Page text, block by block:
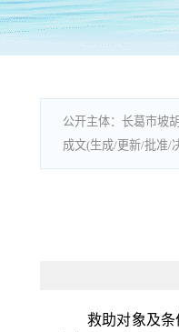
长葛市坡
救助对象及